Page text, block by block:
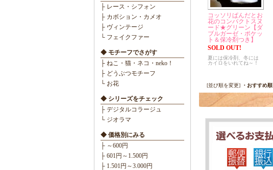
├ レース・シフォン
├ カボション・カメオ
├ ヴィンテージ
└ フェイクファー
◆ モチーフでさがす
├ ねこ・猫・ネコ・neko！
├ どうぶつモチーフ
└ お花
◆ シリーズをチェック
├ デジタルコラージュ
└ ジオラマ
◆ 価格別にみる
├ ～600円
├ 601円～1.500円
├ 1.501円～3.000円
コッソリぱんだとお
花のコンパクトスヌ
ード★グリーン【ダ
ブルガーゼ・ポケッ
ト＆保冷剤つき】
SOLD OUT!
夏には保冷剤、冬には
カイロをいれてね～！
[並び順を変更] ・おすすめ順